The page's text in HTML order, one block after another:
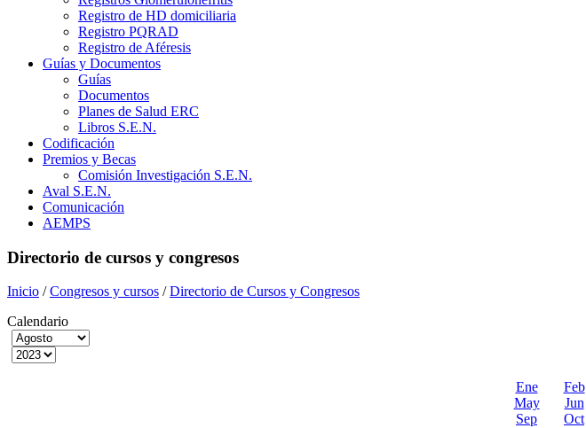
Registro de HD domiciliaria
Registro PQRAD
Registro de Aféresis
Guías y Documentos
Guías
Documentos
Planes de Salud ERC
Libros S.E.N.
Codificación
Premios y Becas
Comisión Investigación S.E.N.
Aval S.E.N.
Comunicación
AEMPS
Directorio de cursos y congresos
Inicio /Congresos y cursos /Directorio de Cursos y Congresos
Calendario
Ene Feb
May
Jun
Sep
Oct